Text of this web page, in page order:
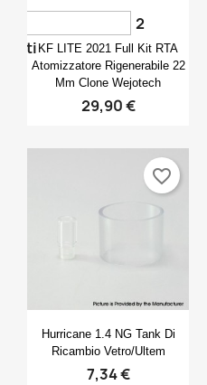
Anteprima
KF LITE 2021 Full Kit RTA
Atomizzatore Rigenerabile 22
Mm Clone Wejotech
29,90 €
2
voti
Anteprima
Hurricane 1.4 NG Tank Di
Ricambio Vetro/ultem
7,34 €
favorite_border